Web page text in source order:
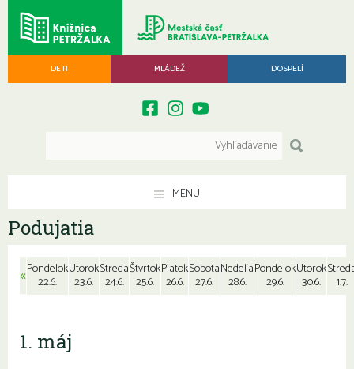
DETI MLÁDEŽ DOSPELÍ
MENU
Podujatia
«Pondelok
22.6.
Utorok
23.6.
Streda
24.6.
Štvrtok
25.6.
Piatok
26.6.
Sobota
27.6.
Nedeľa
28.6.
Pondelok
29.6.
Utorok
30.6. 1.7.
1. máj